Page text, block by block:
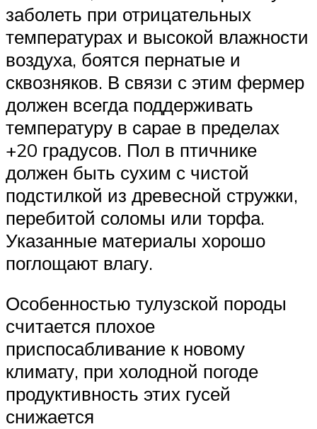
заболеть при отрицательных
температурах и высокой влажности
воздуха, боятся пернатые и
сквозняков. В связи с этим фермер
должен всегда поддерживать
температуру в сарае в пределах
+20 градусов. Пол в птичнике
должен быть сухим с чистой
подстилкой из древесной стружки,
перебитой соломы или торфа.
Указанные материалы хорошо
поглощают влагу.
Особенностью тулузской породы
считается плохое
приспосабливание к новому
климату, при холодной погоде
продуктивность этих гусей
снижается